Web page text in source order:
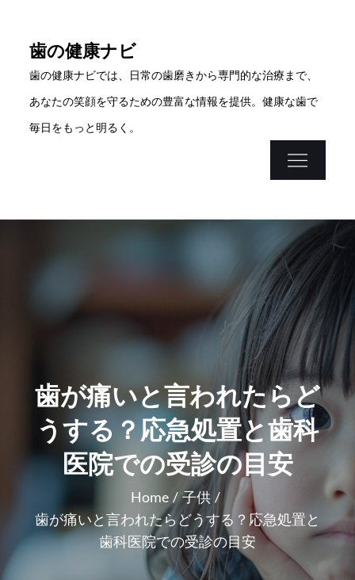
content歯の健康ナビ
歯の健康ナビでは、日常の歯磨きから専門的な治療まで、
あなたの笑顔を守るための豊富な情報を提供。健康な歯で
毎日をもっと明るく。
歯が痛いと言われたらど
うする？応急処置と歯科
医院での受診の目安
Home
子供
歯が痛いと言われたらどうする？応急処置と
歯科医院での受診の目安